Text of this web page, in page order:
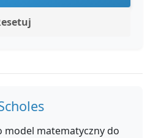
model matematyczny do